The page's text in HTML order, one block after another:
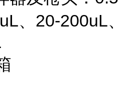
、20-200uL、